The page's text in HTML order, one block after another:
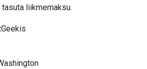
liikmemaksu.